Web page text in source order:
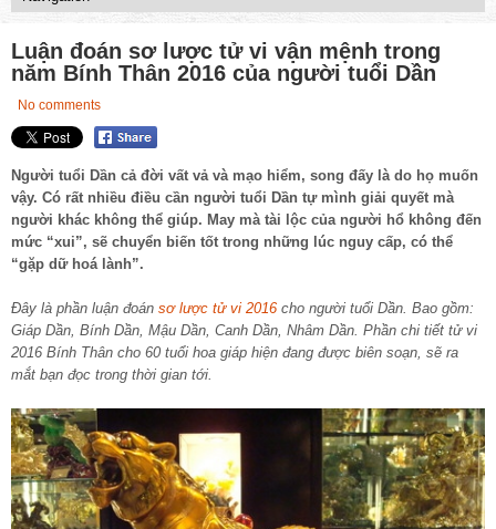
Luận đoán sơ lược tử vi vận mệnh trong
năm Bính Thân 2016 của người tuổi Dần
No comments
Người tuổi Dần cả đời vất vả và mạo hiểm, song đấy là do họ muốn
vậy. Có rất nhiều điều cần người tuổi Dần tự mình giải quyết mà
người khác không thể giúp. May mà tài lộc của người hổ không đến
mức “xui”, sẽ chuyển biến tốt trong những lúc nguy cấp, có thể
“gặp dữ hoá lành”.
Đây là phần luận đoán sơ lược tử vi 2016 cho người tuổi Dần. Bao gồm:
Giáp Dần, Bính Dần, Mậu Dần, Canh Dần, Nhâm Dần. Phần chi tiết tử vi
2016 Bính Thân cho 60 tuổi hoa giáp hiện đang được biên soạn, sẽ ra
mắt bạn đọc trong thời gian tới.